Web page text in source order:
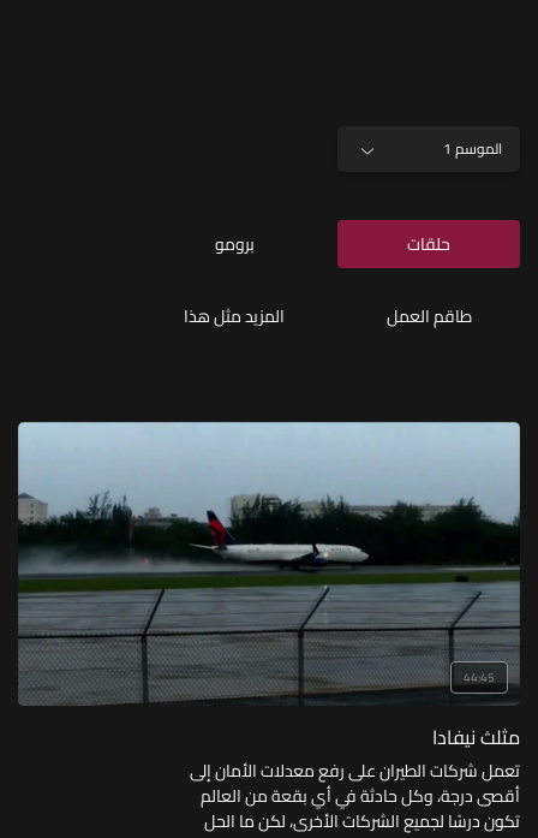
الموسم 1
حلقات برومو
طاقم العمل المزيد مثل هذا
44:45
مثلث نيفادا
تعمل شركات الطيران على رفع معدلات الأمان إلى
أقصى درجة، وكل حادثة في أي بقعة من العالم
تكون درسًا لجميع الشركات الأخرى، لكن ما الحل